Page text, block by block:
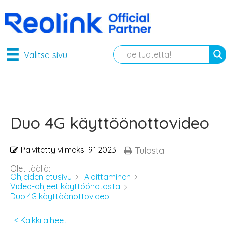
Valitse sivu
Duo 4G käyttöönottovideo
Päivitetty viimeksi 9.1.2023 Tulosta
Olet täällä:
Ohjeiden etusivu
Aloittaminen
Video-ohjeet käyttöönotosta
Duo 4G käyttöönottovideo
< Kaikki aiheet